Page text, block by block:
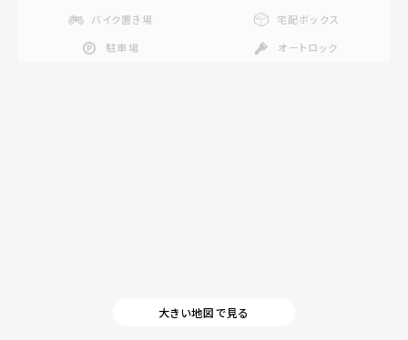
バイク置き場
宅配ボックス
駐車場
オートロック
大きい地図で見る